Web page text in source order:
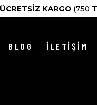
ÜCRETSİZ KARGO(750
BLOG İLETİŞİM